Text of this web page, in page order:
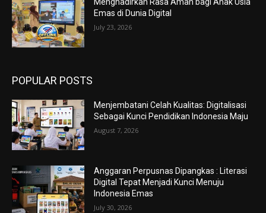
Emas di Dunia Digital
July 23, 2026
POPULAR POSTS
Menjembatani Celah Kualitas: Digitalisasi
Sebagai Kunci Pendidikan Indonesia Maju
August 7, 2026
Anggaran Perpusnas Dipangkas : Literasi
Digital Tepat Menjadi Kunci Menuju
Indonesia Emas
July 30, 2026